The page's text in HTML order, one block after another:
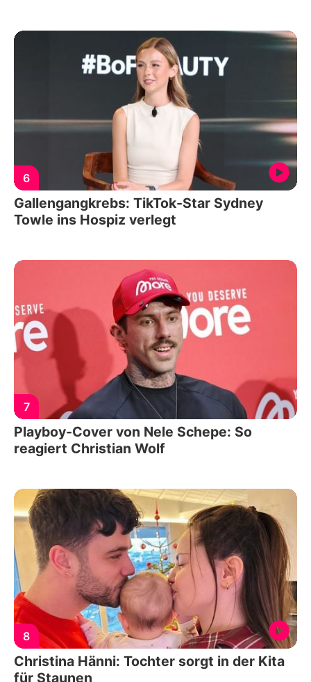
6
Gallengangkrebs: TikTok-Star Sydney
Towle ins Hospiz verlegt
7
Playboy-Cover von Nele Schepe: So
reagiert Christian Wolf
8
Christina Hänni: Tochter sorgt in der Kita
für Staunen